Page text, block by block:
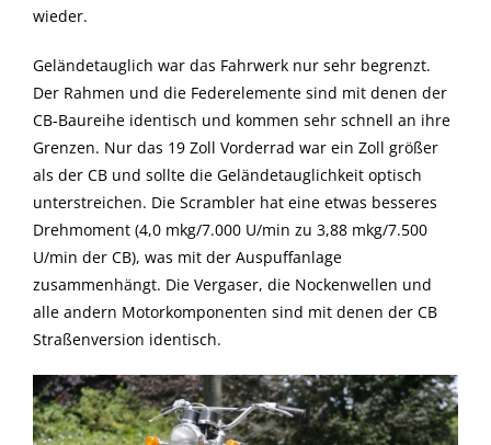
wieder.
Geländetauglich war das Fahrwerk nur sehr begrenzt.
Der Rahmen und die Federelemente sind mit denen der
CB-Baureihe identisch und kommen sehr schnell an ihre
Grenzen. Nur das 19 Zoll Vorderrad war ein Zoll größer
als der CB und sollte die Geländetauglichkeit optisch
unterstreichen. Die Scrambler hat eine etwas besseres
Drehmoment (4,0 mkg/7.000 U/min zu 3,88 mkg/7.500
U/min der CB), was mit der Auspuffanlage
zusammenhängt. Die Vergaser, die Nockenwellen und
alle andern Motorkomponenten sind mit denen der CB
Straßenversion identisch.